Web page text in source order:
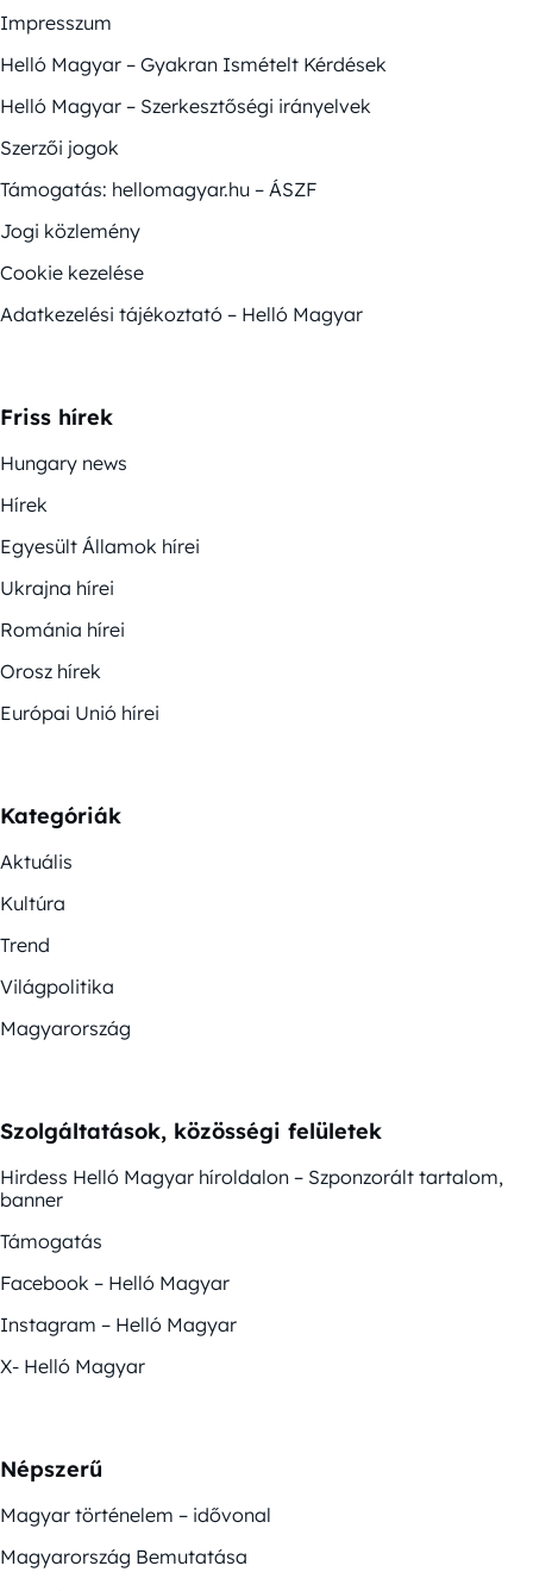
Impresszum
Helló Magyar – Gyakran Ismételt Kérdések
Helló Magyar – Szerkesztőségi irányelvek
Szerzői jogok
Támogatás: hellomagyar.hu – ÁSZF
Jogi közlemény
Cookie kezelése
Adatkezelési tájékoztató – Helló Magyar
Friss hírek
Hungary news
Hírek
Egyesült Államok hírei
Ukrajna hírei
Románia hírei
Orosz hírek
Európai Unió hírei
Kategóriák
Aktuális
Kultúra
Trend
Világpolitika
Magyarország
Szolgáltatások, közösségi felületek
Hirdess Helló Magyar híroldalon – Szponzorált tartalom,
banner
Támogatás
Facebook – Helló Magyar
Instagram – Helló Magyar
X- Helló Magyar
Népszerű
Magyar történelem – idővonal
Magyarország Bemutatása